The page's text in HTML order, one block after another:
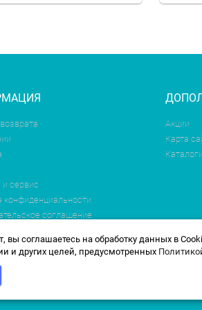
и сервис
конфиденциальности
соглашение
Акции
Карта
Каталоги
работать по
вы соглашаетесь на обработку данных в
и других целей, предусмотренных